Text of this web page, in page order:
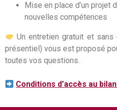
Mise en place d’un projet
nouvelles compétences
Un entretien gratuit et
présentiel) vous est proposé
toutes vos questions.
Conditions d’accès au